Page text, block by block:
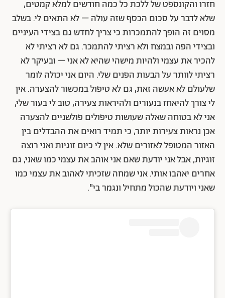
חזרו והקונספט של ללכת כל כמה חודשים למלא קמטים,
שלא לדבר על סכום הכסף שזה עולה – לא התאים לי. בשלב
מסוים זה הופך להתמכרות כי צריך לחדש גם בצידי העיניים
ובצידי הפה ובמצח ולא רציתי להתמכר. גם לא רציתי לא
להכיר את עצמי ולהיות מישהי שהיא לא אני – ובעיקר לא
רציתי לוותר על הבעות הפנים שלי. היום אני יכולה לומר
שלעולם לא אעשה זאת, גם לא טיפול במכשור להצערה. אין
לי צורך להיאחז בנעורים ולהיראות צעירה, טוב לי בעור שלי,
אני לא בטוחה שאלה שעושות טיפולים פולשניים להצערה
אכן נראות צעירות יותר, כי תמיד רואים את ההבדלים בין
האזור המטופל לאזורים שלא. אין לי כיום זוגיות ואני רוצה
זוגיות, אבל אני יודעת שאם אני אוהב את עצמי כמו שאני, גם
אחרים יאהבו אותי. אני שמחה שזכיתי לאהוב את עצמי כמו
שאני ויודעת שהכול מתחיל ונגמר בי".